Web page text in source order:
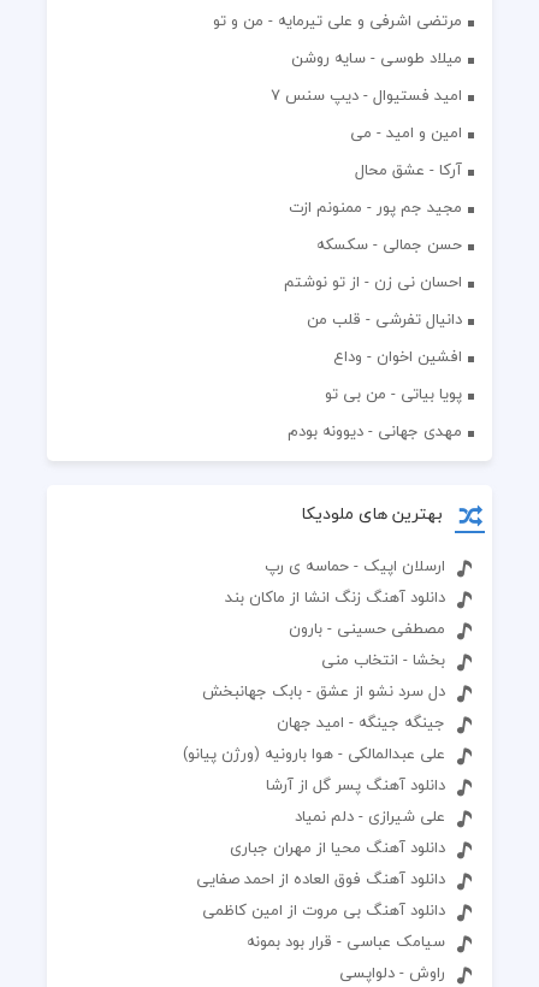
مرتضی اشرفی و علی تیرمایه - من و تو
میلاد طوسی - سایه روشن
اميد فستيوال - ديپ سنس ۷
امین و امید - می
آرکا - عشق محال
مجید جم پور - ممنونم ازت
حسن جمالی - سکسکه
احسان نی زن - از تو نوشتم
دانیال تفرشی - قلب من
افشين اخوان - وداع
پویا بیاتی - من بی تو
مهدی جهانی - دیوونه بودم
بهترین های ملودیکا
ارسلان اپیک - حماسه ی رپ
دانلود آهنگ زنگ انشا از ماکان بند
مصطفی حسینی - بارون
بخشا - انتخاب منی
دل سرد نشو از عشق - بابک جهانبخش
جینگه جینگه - امید جهان
علی عبدالمالکی - هوا بارونیه (ورژن پیانو)
دانلود آهنگ پسر گل از آرشا
علی شیرازی - دلم نمیاد
دانلود آهنگ محیا از مهران جباری
دانلود آهنگ فوق العاده از احمد صفایی
دانلود آهنگ بی مروت از امین کاظمی
سیامک عباسی - قرار بود بمونه
راوش - دلواپسی